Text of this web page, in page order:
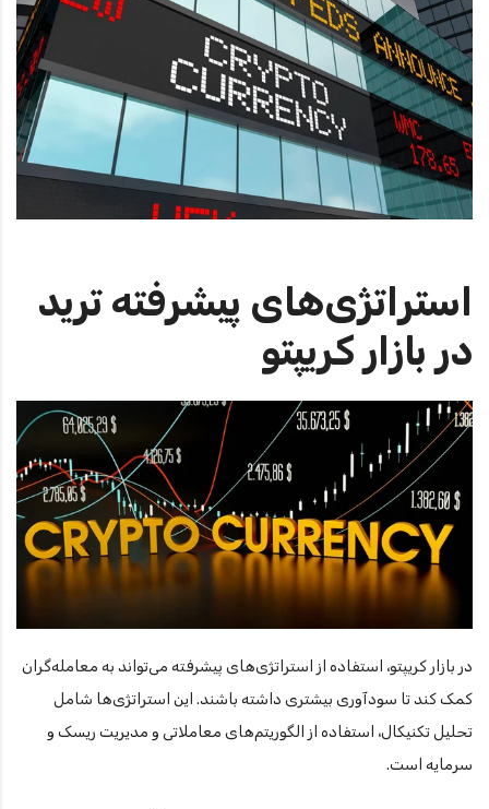
استراتژی‌های پیشرفته ترید
در بازار کریپتو
در بازار کریپتو، استفاده از استراتژی‌های پیشرفته می‌تواند به معامله‌گران
کمک کند تا سودآوری بیشتری داشته باشند. این استراتژی‌ها شامل
تحلیل تکنیکال، استفاده از الگوریتم‌های معاملاتی و مدیریت ریسک و
سرمایه است.